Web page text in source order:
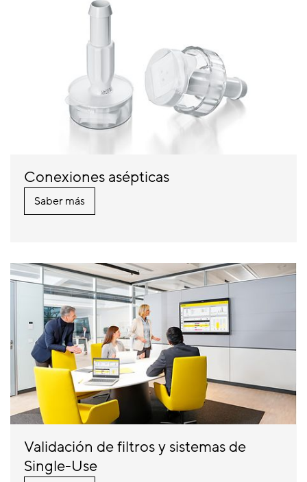
Conexiones asépticas
Saber más
Validación de filtros y sistemas de
Single-Use